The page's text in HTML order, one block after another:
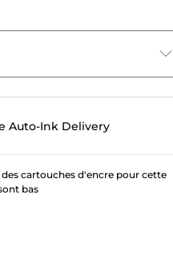
Auto-Ink Delivery
cartouches d'encre pour cette
bas